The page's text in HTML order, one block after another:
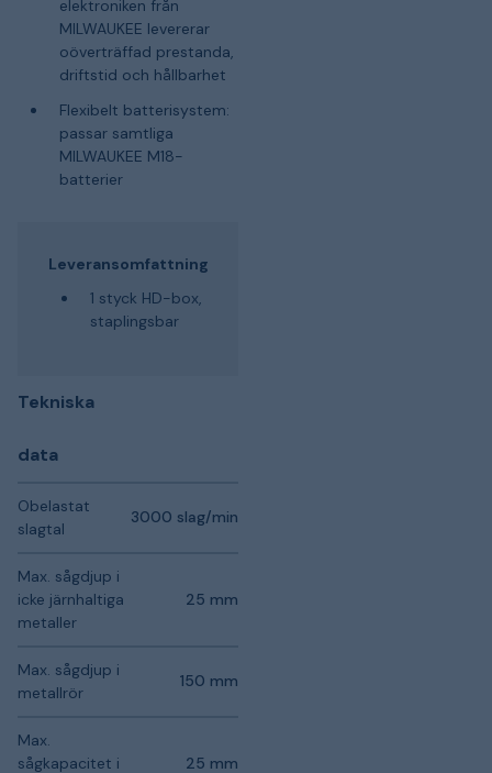
elektroniken från
MILWAUKEE levererar
oöverträffad prestanda,
driftstid och hållbarhet
Flexibelt batterisystem:
passar samtliga
MILWAUKEE M18-
batterier
Leveransomfattning
1 styck HD-box,
staplingsbar
Tekniska
data
Obelastat
slagtal
3000 slag/min
Max. sågdjup i
icke järnhaltiga
metaller
25 mm
Max. sågdjup i
metallrör
150 mm
Max.
sågkapacitet i
25 mm